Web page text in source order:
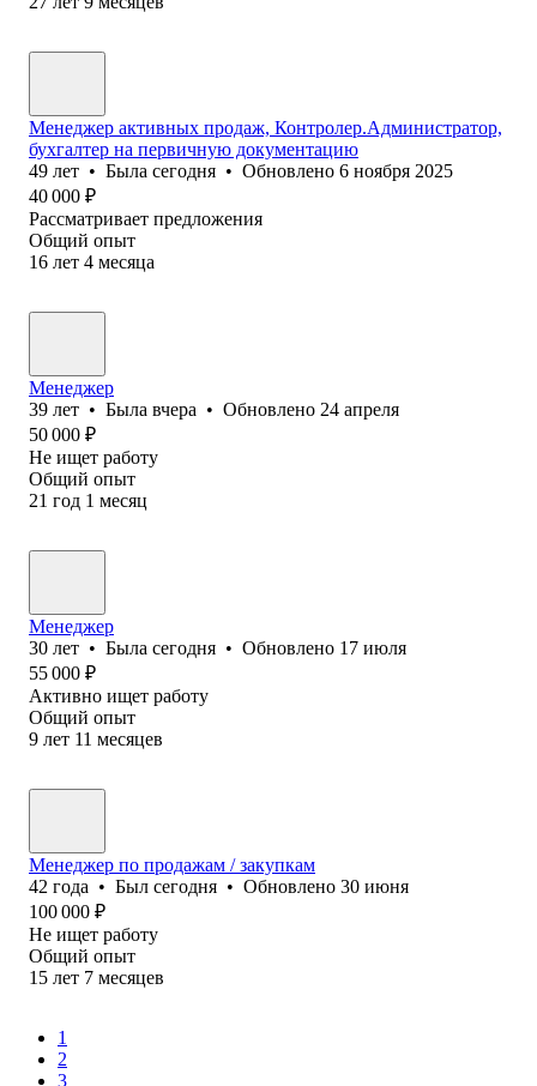
Менеджер активных продаж, Контролер.Администратор,
бухгалтер на первичную документацию
49 лет • Была сегодня • Обновлено 6 ноября 2025
40 000 ₽
Рассматривает предложения
Общий опыт
16 лет 4 месяца
Менеджер
39 лет • Была вчера • Обновлено 24 апреля
50 000 ₽
Не ищет работу
Общий опыт
21 год 1 месяц
Менеджер
30 лет • Была сегодня • Обновлено 17 июля
55 000 ₽
Активно ищет работу
Общий опыт
9 лет 11 месяцев
Менеджер по продажам / закупкам
42 года • Был сегодня • Обновлено 30 июня
100 000 ₽
Не ищет работу
Общий опыт
15 лет 7 месяцев
1
2
3